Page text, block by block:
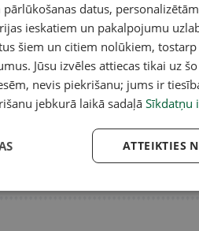
Rīgas Krievu
iestudēt izrādes
Kulbergs
neizdosies
datus,
ieskatiem un pakalpojumu
šiem un citiem nolūkiem,
Jūsu izvēles attiecas tikai uz
nevis piekrišanu; jums ir
jebkurā laikā sadaļāSīkdatņu
ATTEIKTIES